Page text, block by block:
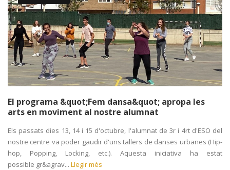
El programa &quot;Fem dansa&quot; apropa les
arts en moviment al nostre alumnat
Els passats dies 13, 14 i 15 d'octubre, l'alumnat de 3r i 4rt d'ESO del
nostre centre va poder gaudir d'uns tallers de danses urbanes (Hip-
hop, Popping, Locking, etc.). Aquesta iniciativa ha estat
possible gr&agrav... Llegir més